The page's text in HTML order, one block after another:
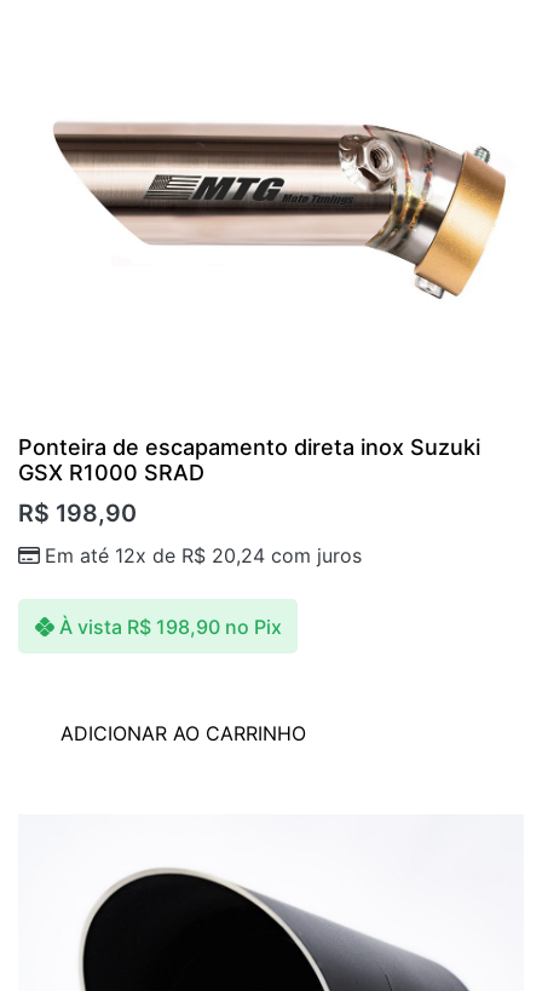
Ponteira de escapamento direta inox Suzuki
GSX R1000 SRAD
R$ 198,90
Em até 12x de R$ 20,24 com juros
À vista R$198,90 no Pix
ADICIONAR AO CARRINHO